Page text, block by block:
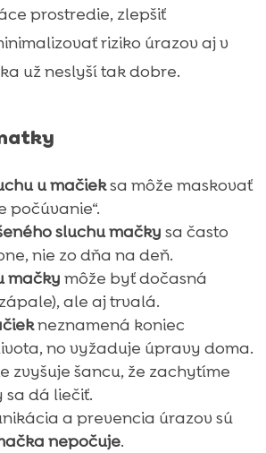
chyby, ktoré robíme pri
stratu sluchu
prostredie, zlepšiť
riziko úrazov aj v
už neslyší tak dobre.
u mačieksa môže maskovať
počúvanie“.
sluchu mačky sa často
nie zo dňa na deň.
mačky môže byť dočasná
ale aj trvalá.
neznamená koniec
no vyžaduje úpravy doma.
zvyšuje šancu, že zachytíme
dá liečiť.
a prevencia úrazov sú
nepočuje.